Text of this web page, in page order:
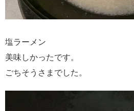
塩ラーメン
美味しかったです。
ごちそうさまでした。